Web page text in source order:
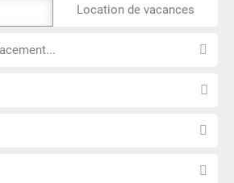
Location de vacances